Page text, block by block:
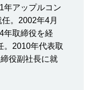
年アップルコン
。2002年4月
年取締役を経
。2010年代表取
役副社長に就